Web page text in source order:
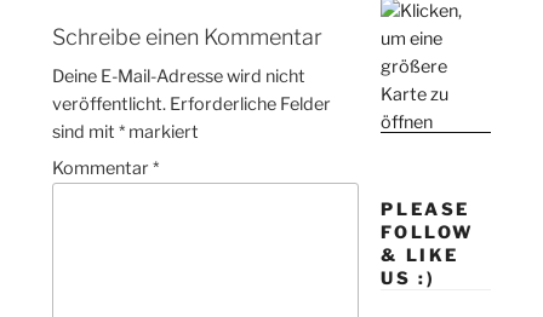
Schreibe einen Kommentar
Deine E-Mail-Adresse wird nicht
veröffentlicht. Erforderliche Felder
sind mit* markiert
Kommentar*
PLEASE
FOLLOW
& LIKE
US :)